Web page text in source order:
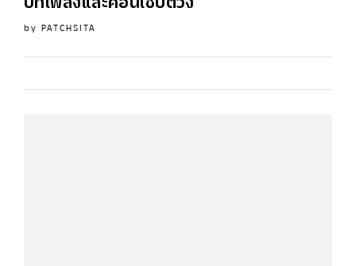
บทเพลงและคอนเซปต์วง
by PATCHSITA